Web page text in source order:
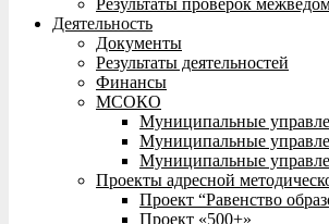
Результаты проверок
Деятельность
Документы
Результаты деятельностей
Финансы
МСОКО
Муниципальные
Муниципальные
Муниципальные
Проекты адресной
Проект “Равенство
Проект «500+»